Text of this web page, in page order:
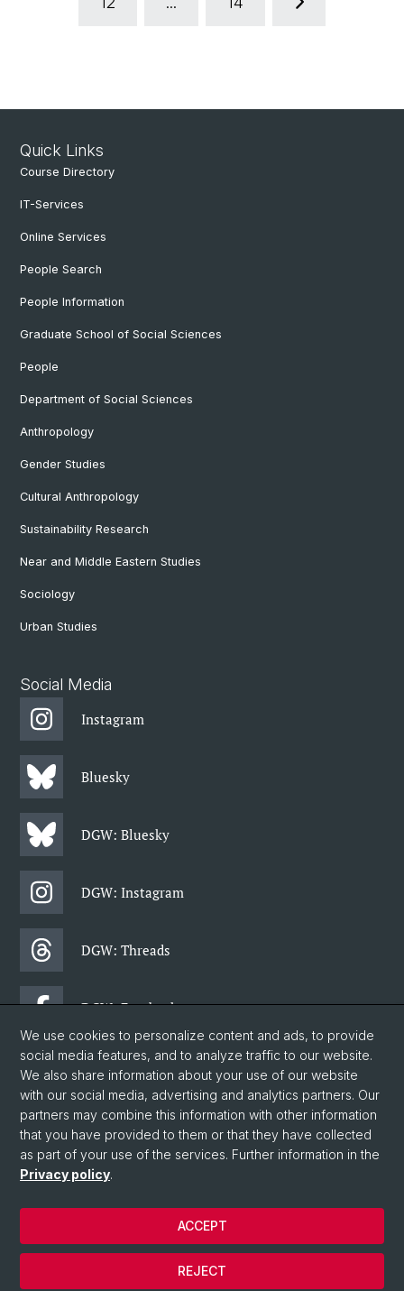
Quick Links
Course Directory
IT-Services
Online Services
People Search
People Information
Graduate School of Social Sciences
People
Department of Social Sciences
Anthropology
Gender Studies
Cultural Anthropology
Sustainability Research
Near and Middle Eastern Studies
Sociology
Urban Studies
Social Media
Instagram
Bluesky
DGW: Bluesky
DGW: Instagram
DGW: Threads
DGW: Facebook
DGW: Newsletter
© University of Basel
Data Protection Statement
Faculty of Humanities and Social Sciences
Department of Social Sciences
We use cookies to personalize content and ads, to provide
social media features, and to analyze traffic to our website.
We also share information about your use of our website
with our social media, advertising and analytics partners. Our
partners may combine this information with other information
that you have provided to them or that they have collected
as part of your use of the services. Further information in the
Privacy policy.
REJECT
ACCEPT